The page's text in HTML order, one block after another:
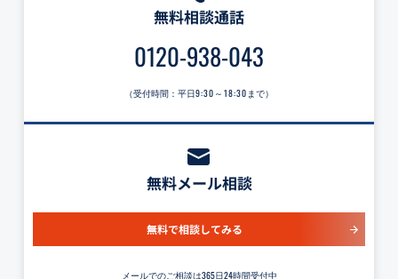
無料相談通話
0120-938-043
（受付時間：平日9:30～18:30 まで）
無料メール相談
無料で相談してみる
メールでのご相談は365日24時間受付中